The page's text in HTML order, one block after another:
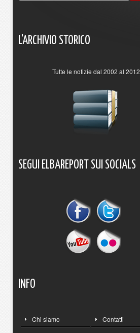
L'ARCHIVIO STORICO
Tutte le notizie dal 2002 al 2012
SEGUI ELBAREPORT SUI SOCIALS
INFO
Chi siamo Contatti